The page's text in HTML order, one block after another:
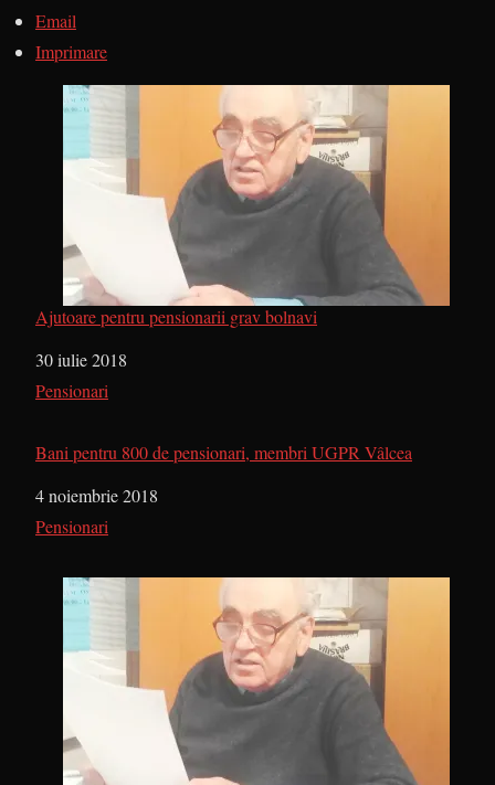
Email
Imprimare
Ajutoare pentru pensionarii grav bolnavi
Dată
30 iulie 2018
În legătură cu
Pensionari
Bani pentru 800 de pensionari, membri UGPR Vâlcea
Dată
4 noiembrie 2018
În legătură cu
Pensionari